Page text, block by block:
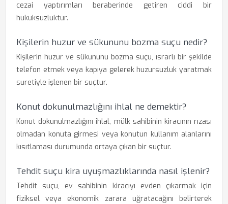
cezai yaptırımları beraberinde getiren ciddi bir
hukuksuzluktur.
Kişilerin huzur ve sükununu bozma suçu nedir?
Kişilerin huzur ve sükununu bozma suçu, ısrarlı bir şekilde
telefon etmek veya kapıya gelerek huzursuzluk yaratmak
suretiyle işlenen bir suçtur.
Konut dokunulmazlığını ihlal ne demektir?
Konut dokunulmazlığını ihlal, mülk sahibinin kiracının rızası
olmadan konuta girmesi veya konutun kullanım alanlarını
kısıtlaması durumunda ortaya çıkan bir suçtur.
Tehdit suçu kira uyuşmazlıklarında nasıl işlenir?
Tehdit suçu, ev sahibinin kiracıyı evden çıkarmak için
fiziksel veya ekonomik zarara uğratacağını belirterek